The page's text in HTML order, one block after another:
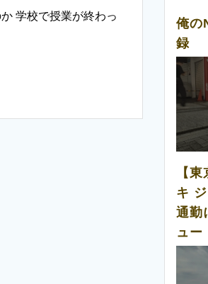
学校で授業が終わっ
俺の
録
【
キ
通勤
ュー